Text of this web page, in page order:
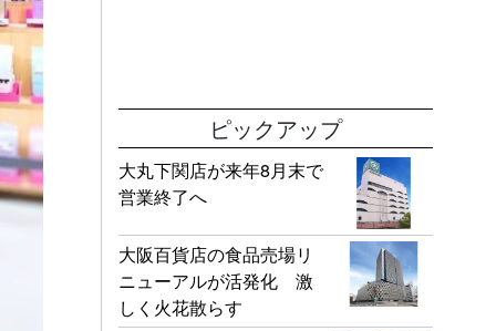
ピックアップ
大丸下関店が来年8月末で
営業終了へ
大阪百貨店の食品売場リ
ニューアルが活発化 激
しく火花散らす